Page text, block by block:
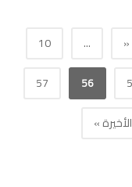
«
...
10
56
57
الأخيرة »